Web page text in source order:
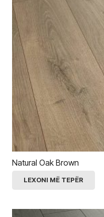
Natural Oak Brown
LEXONI MË TEPËR